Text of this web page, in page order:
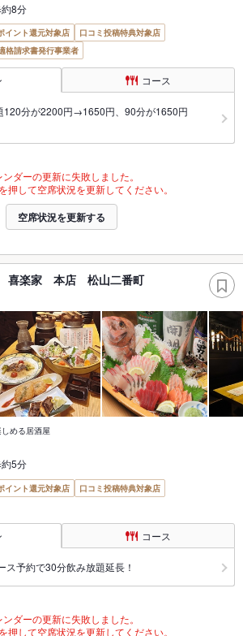
8分
イント還元対象店
口コミ投稿特典対象店
格請求書発行事業者
コース
120分が2200円→1650円、90分が1650円
ンダーの更新に失敗しました。
押して空席状況を更新してください。
空席状況を更新する
喜楽家 本店 松山二番町
める居酒屋
5分
イント還元対象店
口コミ投稿特典対象店
コース
ス予約で30分飲み放題延長！
ンダーの更新に失敗しました。
押して空席状況を更新してください。